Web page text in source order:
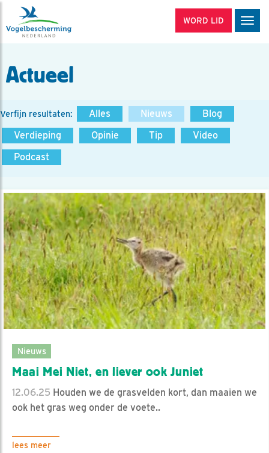
WORD LID
Actueel
Verfijn resultaten: Alles Nieuws
Blog
Verdieping
Opinie Tip
Video
Podcast
Nieuws
Maai Mei Niet, en liever ook Juniet
12.06.25 Houden we de grasvelden kort, dan maaien we
ook het gras weg onder de voete..
lees meer